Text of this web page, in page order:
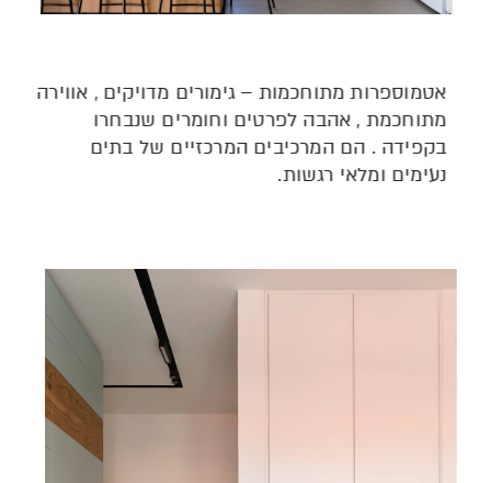
אטמוספרות מתוחכמות – גימורים מדויקים , אווירה
מתוחכמת , אהבה לפרטים וחומרים שנבחרו
בקפידה . הם המרכיבים המרכזיים של בתים
נעימים ומלאי רגשות.